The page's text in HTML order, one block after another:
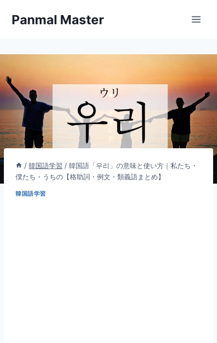
プ
Panmal Master
/ 韓国語学習 / 韓国語「우리」の意味と使い方｜私たち・
僕たち・うちの【格助詞・例文・類義語まとめ】
韓国語学習